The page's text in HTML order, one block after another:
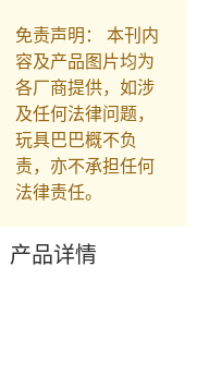
免责声明： 本刊内
容及产品图片均为
各厂商提供，如涉
及任何法律问题，
玩具巴巴概不负
责，亦不承担任何
法律责任。
产品详情